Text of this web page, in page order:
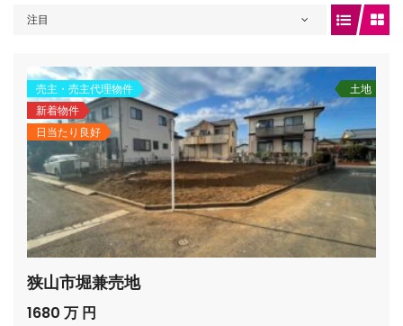
注目
売主・売主代理物件
新着物件
日当たり良好
土地
狭山市堀兼売地
1680 万 円
top-
manager/wp-